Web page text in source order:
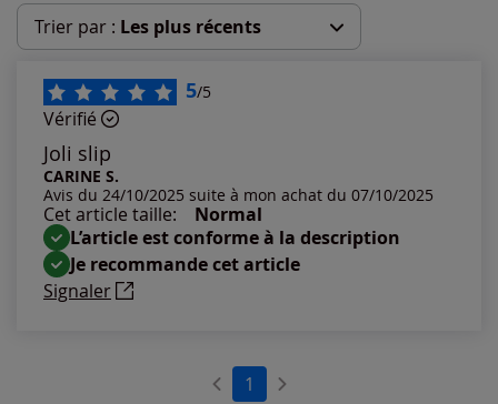
Trier par : Les plus récents
Les plus récents
Les plus anciens
Notes les plus élevées
Notes les plus basses
5/5
Vérifié
Joli slip
CARINE S.
Avis du 24/10/2025 suite à mon achat du 07/10/2025
Cet article taille:
Normal
L’article est conforme à la description
Je recommande cet article
Signaler
1